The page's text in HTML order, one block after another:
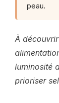
peau.
À
luminosité
prioriser